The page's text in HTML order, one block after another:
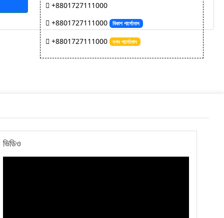
+8801727111000
+8801727111000
বিকাশ পার্সোনাল
+8801727111000 নগদ পার্সোনাল
ভিডিও